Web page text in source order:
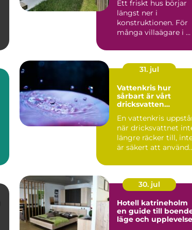
Ett friskt hus börjar
längst ner i
konstruktionen. För
många villaägare i ...
31. jul
Vattenkris hur
sårbart är vårt
dricksvatten
En vattenkris
när dricksvattnet
längre räcker till,
är säkert att
30. jul
Hotell katrineholm
en guide till
läge och